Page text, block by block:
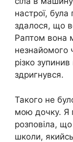
настрої,
здалося, що
Раптом вона
незнайомого
різко
здригнувся.
Такого не
мою дочку. Я
розповіла, що
школи,